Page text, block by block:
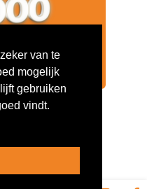
449
585
van te
mogelijk
gebruiken
vindt.